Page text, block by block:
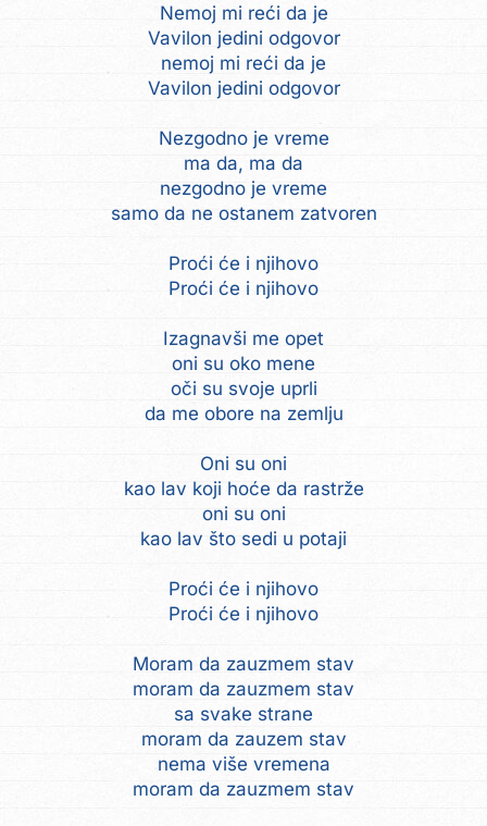
Nemoj mi reći da je
Vavilon jedini odgovor
nemoj mi reći da je
Vavilon jedini odgovor
Nezgodno je vreme
ma da, ma da
nezgodno je vreme
samo da ne ostanem zatvoren
Proći će i njihovo
Proći će i njihovo
Izagnavši me opet
oni su oko mene
oči su svoje uprli
da me obore na zemlju
Oni su oni
kao lav koji hoće da rastrže
oni su oni
kao lav što sedi u potaji
Proći će i njihovo
Proći će i njihovo
Moram da zauzmem stav
moram da zauzmem stav
sa svake strane
moram da zauzem stav
nema više vremena
moram da zauzmem stav